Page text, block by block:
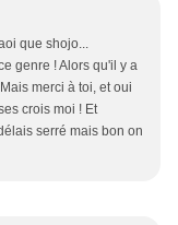
que shojo...
genre ! Alors qu'il y a
merci à toi, et oui
crois moi ! Et
serré mais bon on